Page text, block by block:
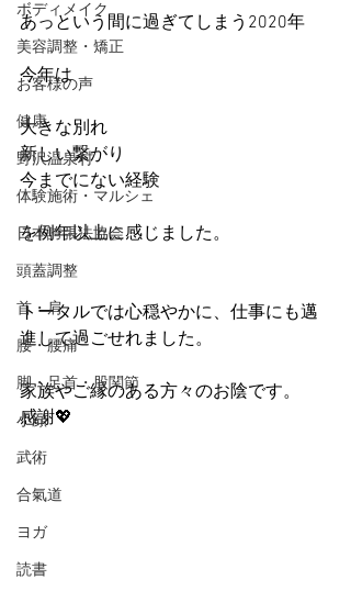
ボディメイク
美容調整・矯正
お客様の声
健康
野沢温泉村
体験施術・マルシェ
日本誇張法協会
頭蓋調整
首・肩
腰・腰痛
脚・足首・股関節
小顔
武術
合氣道
ヨガ
読書
あっという間に過ぎてしまう2020年
今年は
大きな別れ
新しい繋がり
今までにない経験
を例年以上に感じました。
トータルでは心穏やかに、仕事にも邁
進して過ごせれました。
家族やご縁のある方々のお陰です。
感謝💖